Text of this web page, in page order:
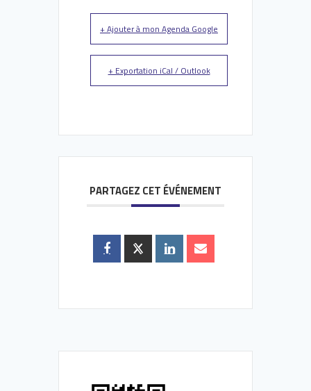
+ Ajouter à mon Agenda Google
+ Exportation iCal / Outlook
PARTAGEZ CET ÉVÉNEMENT